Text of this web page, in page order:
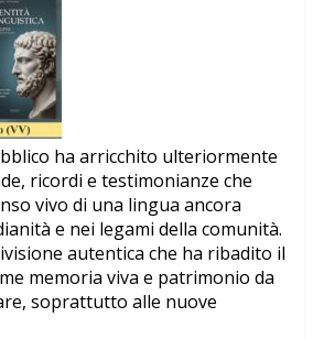
ha arricchito ulteriormente
ricordi e testimonianze che
vivo di una lingua ancora
e nei legami della comunità.
autentica che ha ribadito il
memoria viva e patrimonio da
soprattutto alle nuove